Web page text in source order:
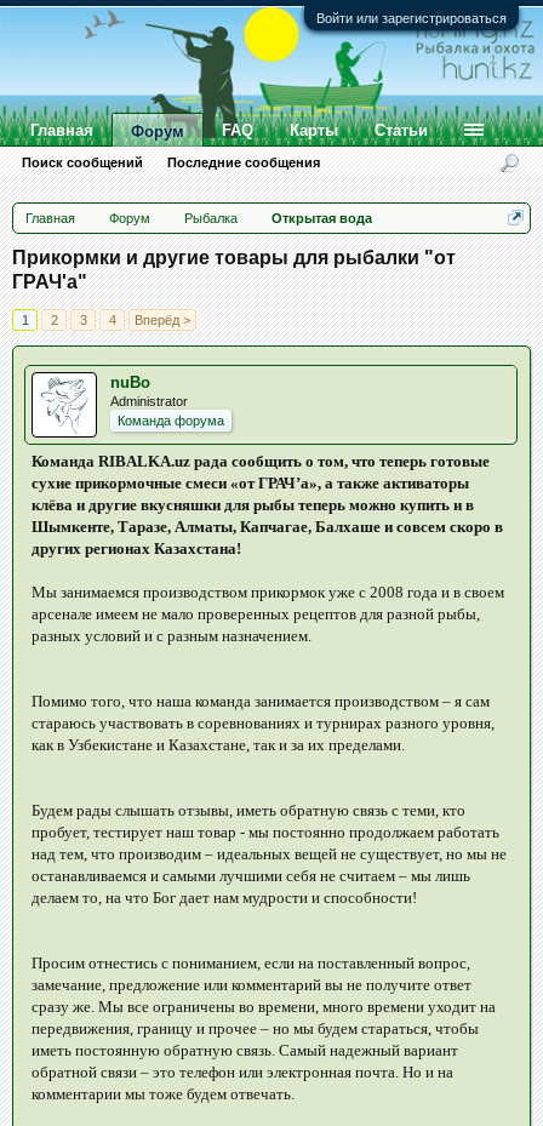
Войти или зарегистрироваться
Главная Форум Рыбалка Открытая вода
Прикормки и другие товары для рыбалки "от
ГРАЧ'а"
1 2 3 4 Вперёд >
nuBo
Administrator
Команда форума
Команда RIBALKA.uz рада сообщить о том, что теперь готовые
сухие прикормочные смеси «от ГРАЧ’а», а также активаторы
клёва и другие вкусняшки для рыбы теперь можно купить и в
Шымкенте, Таразе, Алматы, Капчагае, Балхаше и совсем скоро в
других регионах Казахстана!
Мы занимаемся производством прикормок уже с 2008 года и в своем
арсенале имеем не мало проверенных рецептов для разной рыбы,
разных условий и с разным назначением.
Помимо того, что наша команда занимается производством – я сам
стараюсь участвовать в соревнованиях и турнирах разного уровня,
как в Узбекистане и Казахстане, так и за их пределами.
Будем рады слышать отзывы, иметь обратную связь с теми, кто
пробует, тестирует наш товар - мы постоянно продолжаем работать
над тем, что производим – идеальных вещей не существует, но мы не
останавливаемся и самыми лучшими себя не считаем – мы лишь
делаем то, на что Бог дает нам мудрости и способности!
Просим отнестись с пониманием, если на поставленный вопрос,
замечание, предложение или комментарий вы не получите ответ
сразу же. Мы все ограничены во времени, много времени уходит на
передвижения, границу и прочее – но мы будем стараться, чтобы
иметь постоянную обратную связь. Самый надежный вариант
обратной связи – это телефон или электронная почта. Но и на
комментарии мы тоже будем отвечать.
Главная Форум
Поиск сообщений Последние сообщения
FAQ Карты Статьи